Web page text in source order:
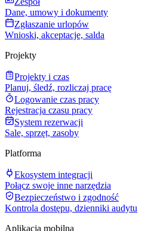
Dane, umowy i dokumenty
Zgłaszanie urlopów
Wnioski, akceptacje, salda
Projekty
Projekty i czas
Planuj, śledź, rozliczaj pracę
Logowanie czas pracy
Rejestracja czasu pracy
System rezerwacji
Sale, sprzęt, zasoby
Platforma
Ekosystem integracji
Połącz swoje inne narzędzia
Bezpieczeństwo i zgodność
Kontrola dostępu, dzienniki audytu
Aplikacja mobilna